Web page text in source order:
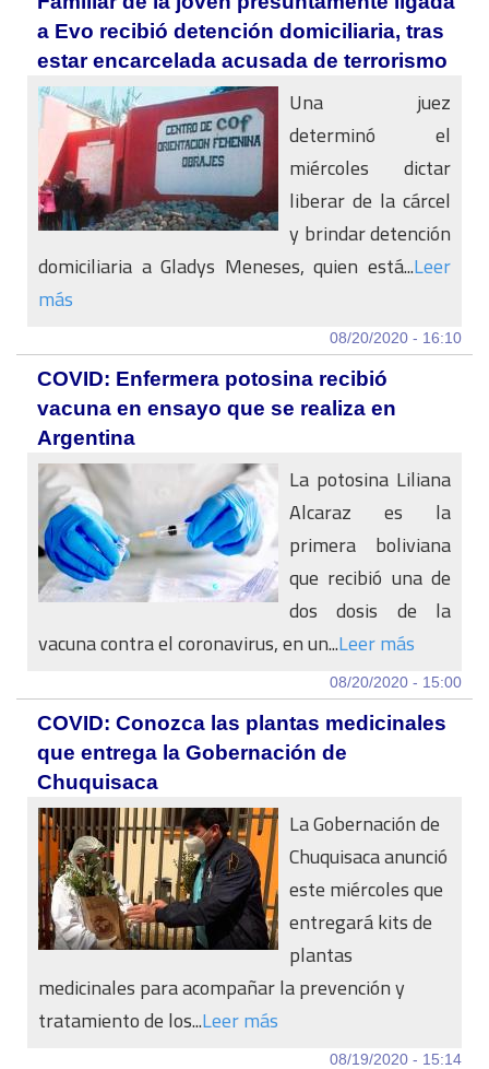
a Evo recibió detención domiciliaria, tras
estar encarcelada acusada de terrorismo
Una juez
determinó el
miércoles dictar
liberar de la cárcel
y brindar detención
domiciliaria a Gladys Meneses, quien está...Leer
más
08/20/2020 - 16:10
COVID: Enfermera potosina recibió
vacuna en ensayo que se realiza en
Argentina
La potosina Liliana
Alcaraz es la
primera boliviana
que recibió una de
dos dosis de la
vacuna contra el coronavirus, en un...Leer más
08/20/2020 - 15:00
COVID: Conozca las plantas medicinales
que entrega la Gobernación de
Chuquisaca
La Gobernación de
Chuquisaca anunció
este miércoles que
entregará kits de
plantas
medicinales para acompañar la prevención y
tratamiento de los...Leer más
08/19/2020 - 15:14